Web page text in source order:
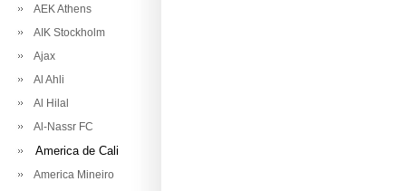
AEK Athens
AIK Stockholm
Ajax
Al Ahli
Al Hilal
Al-Nassr FC
America de Cali
America Mineiro